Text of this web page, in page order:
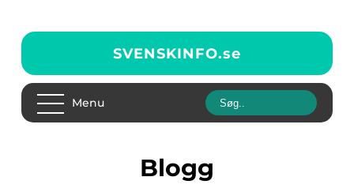
SVENSKINFO.se
Menu
blogg